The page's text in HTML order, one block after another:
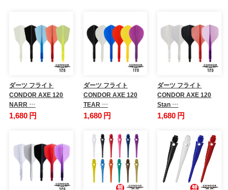
ダーツ フライト
CONDOR AXE 120
NARR …
1,680 円
ダーツ フライト
CONDOR AXE 120
TEAR …
1,680 円
ダーツ フライト
CONDOR AXE 120
Stan …
1,680 円